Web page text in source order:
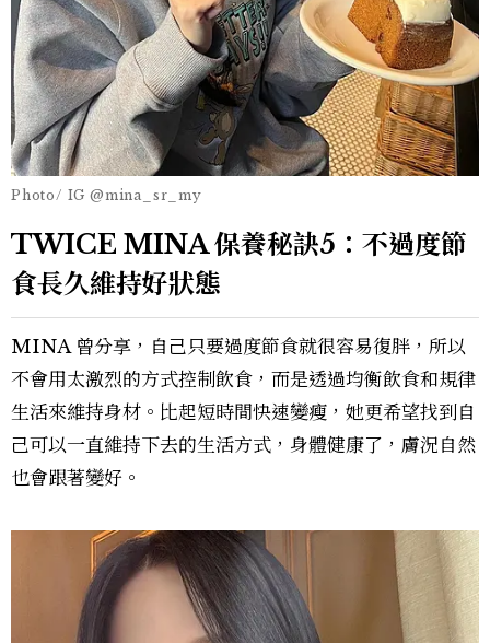
Photo/ IG @mina_sr_my
TWICE MINA 保養秘訣5：不過度節
食長久維持好狀態
MINA 曾分享，自己只要過度節食就很容易復胖，所以
不會用太激烈的方式控制飲食，而是透過均衡飲食和規律
生活來維持身材。比起短時間快速變瘦，她更希望找到自
己可以一直維持下去的生活方式，身體健康了，膚況自然
也會跟著變好。